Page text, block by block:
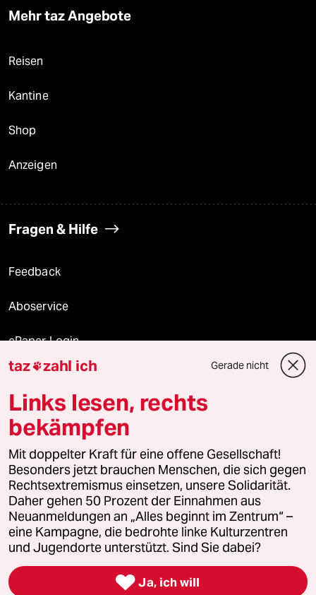
Mehr taz Angebote
Reisen
Kantine
Shop
Anzeigen
Fragen & Hilfe
Feedback
Aboservice
ePaper Login
Downloads für Abonnierende
© 2026 taz Verlags und Vertriebs GmbH
Alle Rechte vorbehalten. Bei rechtlichen Fragen oder für Genehmigungen
wenden Sie sich bitte an lizenzen@taz.de
Feedback Redaktionsstatut Kommune-Richtlinien
Leitlinie Informant Datenschutz Impressum AGB
Seitenwende Einwilligungen widerrufen (Ads)
taz zahl ich Gerade nicht
Links lesen, rechts
bekämpfen
Mit doppelter Kraft für eine offene Gesellschaft!
Besonders jetzt brauchen Menschen, die sich gegen
Rechtsextremismus einsetzen, unsere Solidarität.
Daher gehen 50 Prozent der Einnahmen aus
Neuanmeldungen an „Alles beginnt im Zentrum“ –
eine Kampagne, die bedrohte linke Kulturzentren
und Jugendorte unterstützt. Sind Sie dabei?
 Ja, ich will